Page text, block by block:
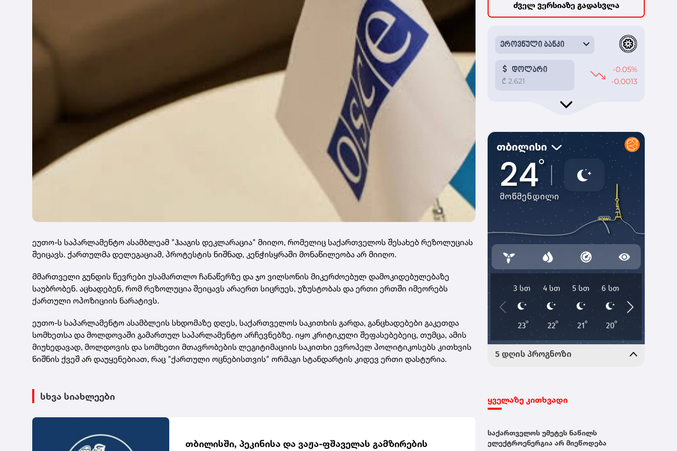
ეუთო-ს საპარლამენტო ასამბლეამ "ჰააგის დეკლარაცია" მიიღო, რომელიც საქართველოს შესახებ რეზოლუციას
შეიცავს. ქართულმა დელეგაციამ, პროტესტის ნიშნად, კენჭისყრაში მონაწილეობა არ მიიღო.
მმართველი გუნდის წევრები უსამართლო ჩანაწერზე და ჯო ვილსონის მიკერძოებულ დამოკიდებულებაზე
საუბრობენ. აცხადებენ, რომ რეზოლუცია შეიცავს არაერთ სიცრუეს, უზუსტობას და ერთი ერთში იმეორებს
ქართული ოპოზიციის ნარატივს.
ეუთო-ს საპარლამენტო ასამბლეის სხდომაზე დღეს, საქართველოს საკითხის გარდა, განცხადებები გაკეთდა
სომხეთსა და მოლდოვაში გამართულ საპარლამენტო არჩევნებზე. იყო კრიტიკული შეფასებებეიც, თუმცა, ამის
მიუხედავად, მოლდოვის და სომხეთი მთავრობების ლეგიტიმაციის საკითხი ევროპელ პოლიტიკოსებს კითხვის
ნიშნის ქვეშ არ დაუყენებიათ, რაც "ქართული ოცნებისთვის" ორმაგი სტანდარტის კიდევ ერთი დასტურია.
სხვა სიახლეები
თბილისში, პეკინისა და ვაჟა-ფშაველას გამზირების
ძველ ვერსიაზე გადასვლა
ყველაზე კითხვადი
საქართველოს უმეტეს ნაწილს
ელექტროენერგია არ მიეწოდება